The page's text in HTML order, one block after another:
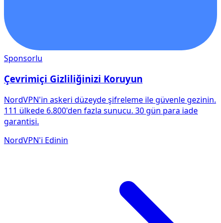
Sponsorlu
Çevrimiçi Gizliliğinizi Koruyun
NordVPN'in askeri düzeyde şifreleme ile güvenle gezinin.
111 ülkede 6.800'den fazla sunucu. 30 gün para iade
garantisi.
NordVPN'i Edinin